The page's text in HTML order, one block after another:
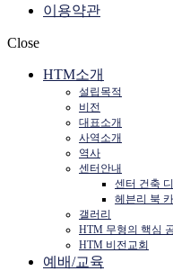
이용약관
Close
HTM소개
설립목적
비전
대표소개
사역소개
역사
센터안내
센터 건축
헤븐리 북
갤러리
HTM 무형의 핵심
HTM 비전교회
예배/교육